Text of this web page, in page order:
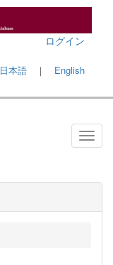
ログイン
日本語 ｜ English